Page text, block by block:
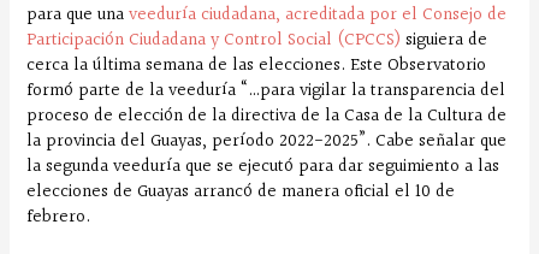
para que unaveeduría ciudadana, acreditada por el Consejo de
Participación Ciudadana y Control Social (CPCCS) siguiera de
cerca la última semana de las elecciones. Este Observatorio
formó parte de la veeduría “…para vigilar la transparencia del
proceso de elección de la directiva de la Casa de la Cultura de
la provincia del Guayas, período 2022-2025”. Cabe señalar que
la segunda veeduría que se ejecutó para dar seguimiento a las
elecciones de Guayas arrancó de manera oficial el 10 de
febrero.